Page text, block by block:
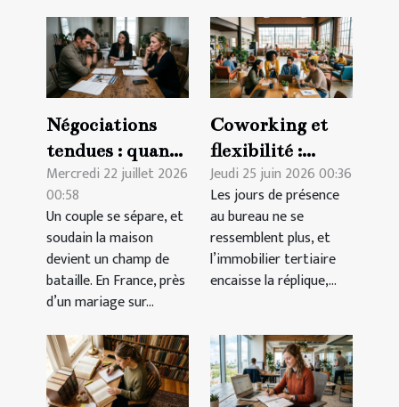
Négociations
tendues : quand
le divorce
complique la
vente d'un bien
immobilier
Mercredi 22 juillet 2026
00:58
Un couple se sépare, et
soudain la maison
devient un champ de
bataille. En France, près
d’un mariage sur...
Coworking et
flexibilité :
réserver
autrement pour
mieux travailler
Jeudi 25 juin 2026 00:36
Les jours de présence
au bureau ne se
ressemblent plus, et
l’immobilier tertiaire
encaisse la réplique,...